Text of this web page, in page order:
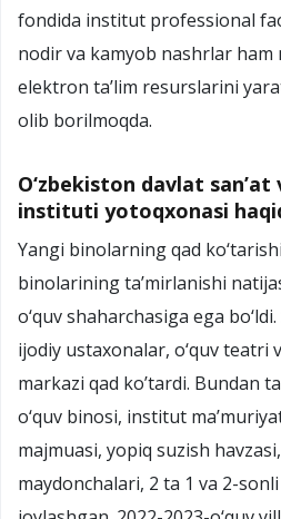
fondida institut professional
nodir va kamyob nashrlar ham
elektron ta’lim resurslarini
olib borilmoqda.
O‘zbekiston davlat
instituti yotoqxonasi
Yangi binolarning qad
binolarining ta’mirlanishi
о‘quv shaharchasiga ega
ijodiy ustaxonalar, о‘quv teatri
markazi qad ko’tardi. Bundan
о‘quv binosi, institut
majmuasi, yopiq suzish
maydonchalari, 2 ta 1 va 2-